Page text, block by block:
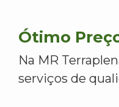
Ótimo
Na MR
serviços de